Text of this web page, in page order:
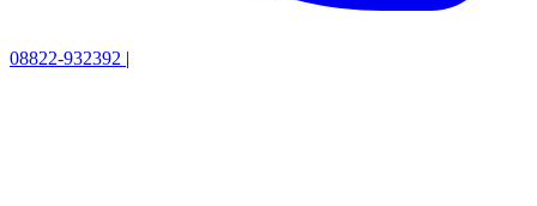
08822-932392 |